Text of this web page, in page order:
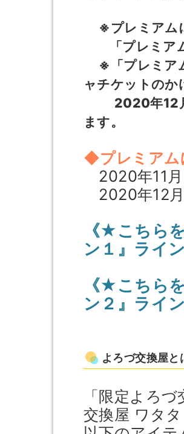
※プレミアム
「プレミアム
※「プレミア
ャチケットのか
2020年12
ます。
◆プレミアム
2020年11月
2020年12
《★こちら
ン１』ライ
《★こちら
ン２』ライ
よろづ交換屋と
「限定よろ
交換屋 ワタ